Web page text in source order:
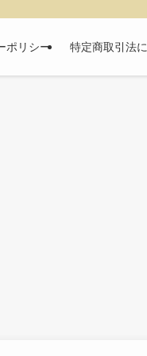
ポリシー 特定商取引法